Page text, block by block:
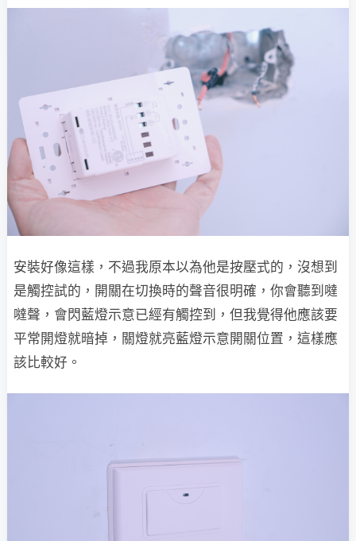
安裝好像這樣，不過我原本以為他是按壓式的，沒想到
是觸控試的，開關在切換時的聲音很明確，你會聽到噠
噠聲，會閃藍燈示意已經有觸控到，但我覺得他應該要
平常開燈就暗掉，關燈就亮藍燈示意開關位置，這樣應
該比較好。